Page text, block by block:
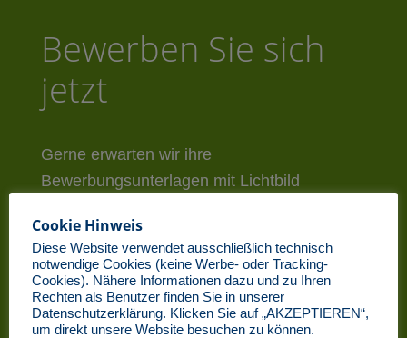
Bewerben Sie sich
jetzt
Gerne erwarten wir ihre
Bewerbungsunterlagen mit Lichtbild
Cookie Hinweis
Diese Website verwendet ausschließlich technisch
notwendige Cookies (keine Werbe- oder Tracking-
Cookies). Nähere Informationen dazu und zu Ihren
Rechten als Benutzer finden Sie in unserer
Datenschutzerklärung. Klicken Sie auf „AKZEPTIEREN“,
um direkt unsere Website besuchen zu können.